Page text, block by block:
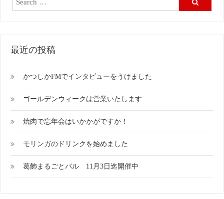
最近の投稿
かつしかFMでインタビューをうけました
ゴールデンウィークは営業いたします
焼肉で忘年会はいかかがですか！
モリンガのドリンクを始めました
葛飾まるごとバル 11月3日迄開催中